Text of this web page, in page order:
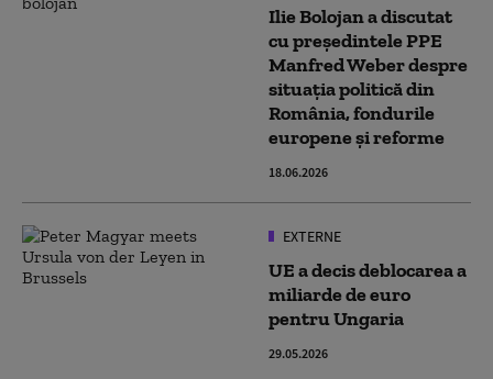
Ilie Bolojan a discutat
cu preşedintele PPE
Manfred Weber despre
situaţia politică din
România, fondurile
europene şi reforme
18.06.2026
EXTERNE
UE a decis deblocarea a
miliarde de euro
pentru Ungaria
29.05.2026